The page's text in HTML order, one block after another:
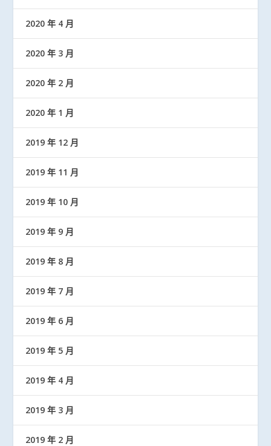
2020 年 4 月
2020 年 3 月
2020 年 2 月
2020 年 1 月
2019 年 12 月
2019 年 11 月
2019 年 10 月
2019 年 9 月
2019 年 8 月
2019 年 7 月
2019 年 6 月
2019 年 5 月
2019 年 4 月
2019 年 3 月
2019 年 2 月